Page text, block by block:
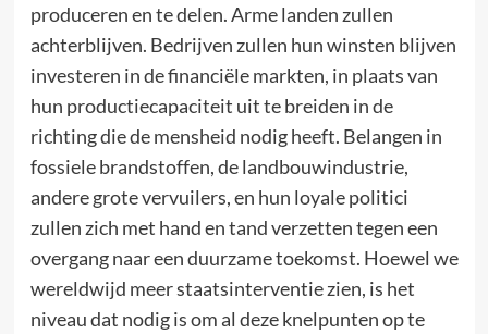
produceren en te delen. Arme landen zullen
achterblijven. Bedrijven zullen hun winsten blijven
investeren in de financiële markten, in plaats van
hun productiecapaciteit uit te breiden in de
richting die de mensheid nodig heeft. Belangen in
fossiele brandstoffen, de landbouwindustrie,
andere grote vervuilers, en hun loyale politici
zullen zich met hand en tand verzetten tegen een
overgang naar een duurzame toekomst. Hoewel we
wereldwijd meer staatsinterventie zien, is het
niveau dat nodig is om al deze knelpunten op te